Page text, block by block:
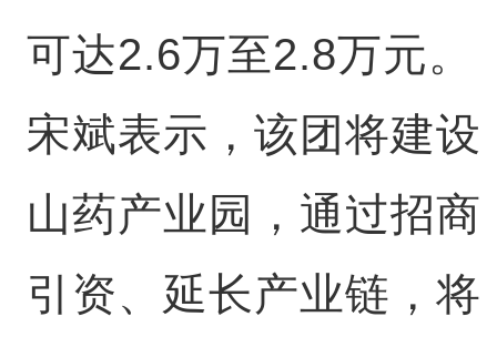
可达2.6万至2.8万元。
宋斌表示，该团将建设
山药产业园，通过招商
引资、延长产业链，将